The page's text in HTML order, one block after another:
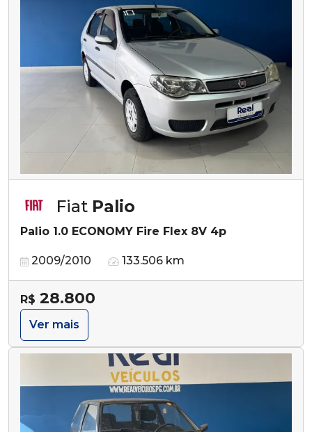
Fiat Palio
Palio 1.0 ECONOMY Fire Flex 8V 4p
2009/2010 133.506 km
R$ 28.800
Ver mais